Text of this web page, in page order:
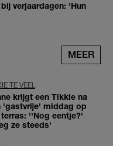
verjaardagen: 'Hun
MEER
TE VEEL
krijgt een Tikkie na
'gastvrije' middag op
''Nog eentje?'
ze steeds'